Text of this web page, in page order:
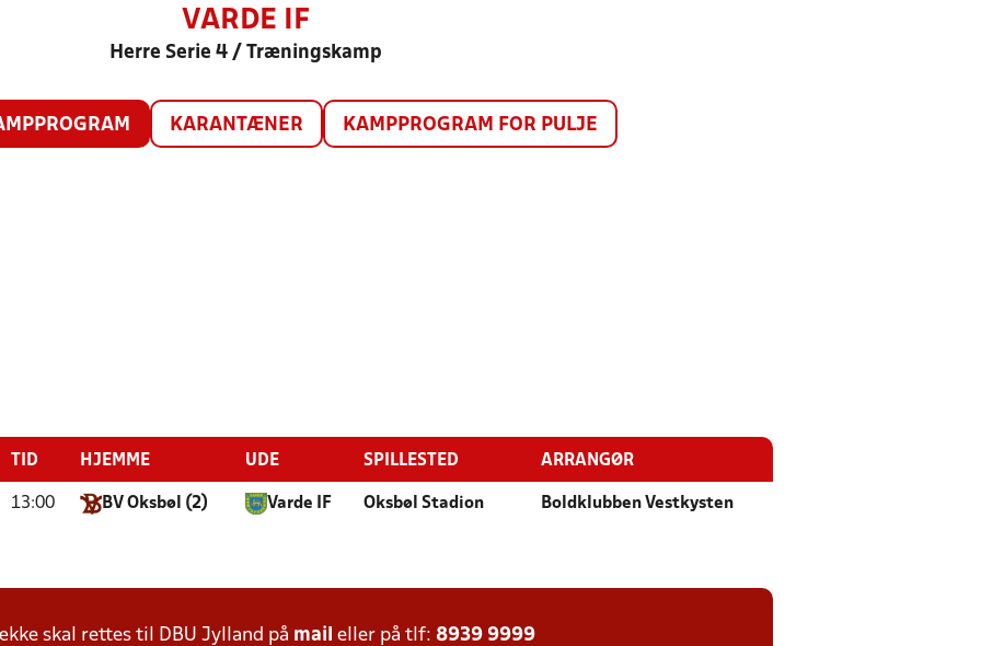
VARDE IF
Herre Serie 4 / Træningskamp
KARANTÆNER KAMPPROGRAM FOR PULJE
TID HJEMME UDE SPILLESTED ARRANGØR
13:00 BV Oksbøl (2) Varde IF Oksbøl Stadion Boldklubben Vestkysten
skal rettes til DBU Jylland på mail eller på tlf: 8939 9999